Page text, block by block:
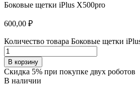
Боковые щетки iPlus X500pro
600,00 ₽
Количество товара Боковые щетки
В корзину
Скидка 5% при покупке двух роботов
В наличии